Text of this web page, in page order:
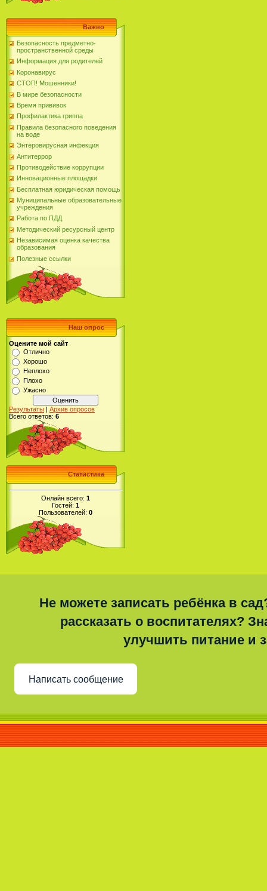
Важно
Безопасность предметно-
пространственной среды
Информация для родителей
Коронавирус
СТОП! Мошенники!
В мире безопасности
Время прививок
Профилактика гриппа
Правила безопасного поведения
на воде
Энтеровирусная инфекция
Антитеррор
Противодействие коррупции
Инновационные площадки
Бесплатная юридическая помощь
Муниципальные образовательные
учреждения
Работа по ПДД
Методический ресурсный центр
Независимая оценка качества
образования
Полезные ссылки
Наш опрос
Оцените мой сайт
Отлично
Хорошо
Неплохо
Плохо
Ужасно
Результаты | Архив опросов
Всего ответов: 6
Статистика
Онлайн всего: 1
Гостей: 1
Пользователей: 0
Не можете записать ребёнка в
рассказать о воспитателях?
улучшить питание и
Написать сообщение